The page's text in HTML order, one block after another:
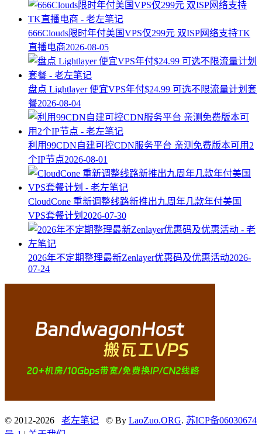
666Clouds限时年付美国VPS仅299元 双ISP网络支持TK
直播电商2026-08-05
盘点 Lightlayer 便宜VPS年付$24.99 可选不限流量计划套
餐2026-08-04
利用99CDN自建可控CDN服务平台 亲测免费版本可用2
个IP节点2026-08-01
CloudCone 重新调整线路新推出九周年几款年付美国
VPS套餐计划 2026-07-30
2026年不定期整理最新Zenlayer优惠码及优惠活动2026-
07-24
© 2012-2026 老左笔记 © By LaoZuo.ORG. 苏ICP备06030674